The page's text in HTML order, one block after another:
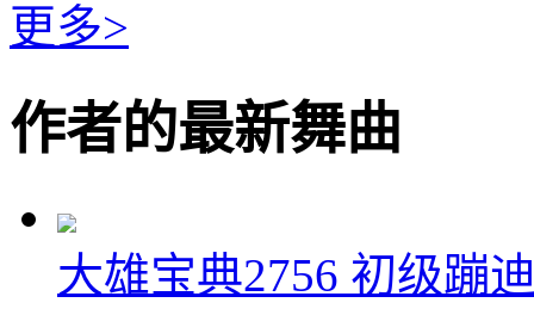
更多>
作者的最新舞曲
大雄宝典2756 初级蹦